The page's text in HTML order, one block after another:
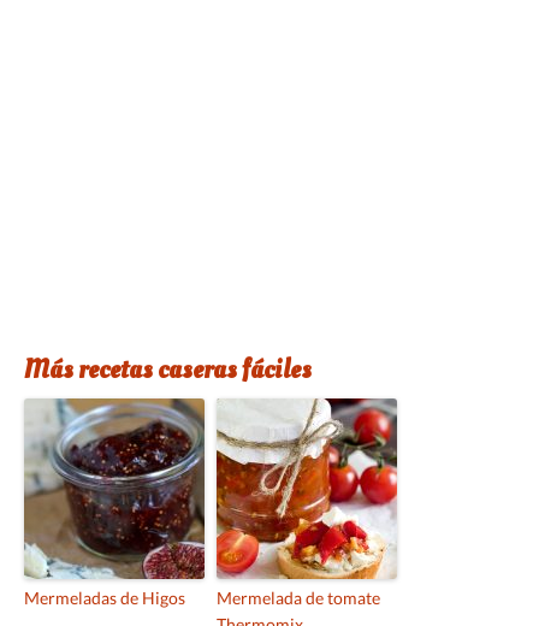
Más recetas caseras fáciles
Mermeladas de Higos
Mermelada de tomate